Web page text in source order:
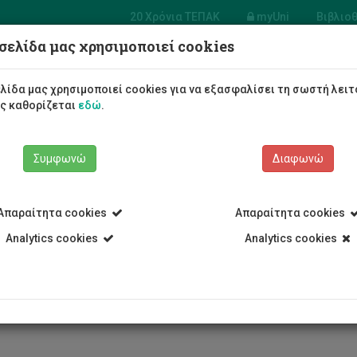
20 Χρόνια ΤΕΠΑΚ myUni
Επικοινωνίας, Προώθησης και
Φοιτητές/τριες Σπουδές
Υπηρεσία Επικοινωνίας, Προώθησης και
μας χρησιμοποιεί cookies
μας χρησιμοποιεί cookies για να εξασφαλίσει τη σωστή
καθορίζεται εδώ.
Συμφωνώ
cookies
Analytics cookies
Διαφωνώ
Απαραίτητα cookies
Analytics cookies